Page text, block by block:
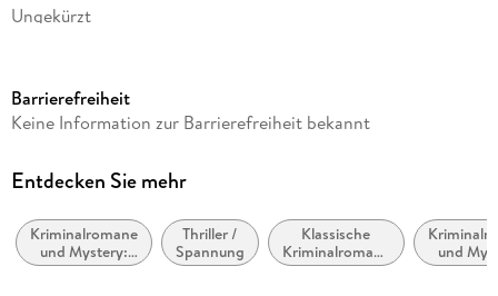
Ungekürzt
Laufzeit
Reihe
Autor/Autorin
Georges Simenon
Barrierefreiheit
Keine Information zur Barrierefreiheit bekannt
Entdecken Sie mehr
Kriminalromane
und Mystery:
Polizeiarbeit &
Thriller /
Spannung
Klassische
Kriminalromane
und Mystery
und
Cosy